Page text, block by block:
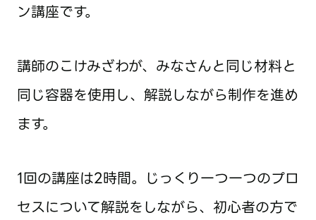
ン講座です。
講師のこけみざわが、みなさんと同じ材料と
同じ容器を使用し、解説しながら制作を進め
ます。
1回の講座は2時間。じっくり一つ一つのプロ
セスについて解説をしながら、初心者の方で